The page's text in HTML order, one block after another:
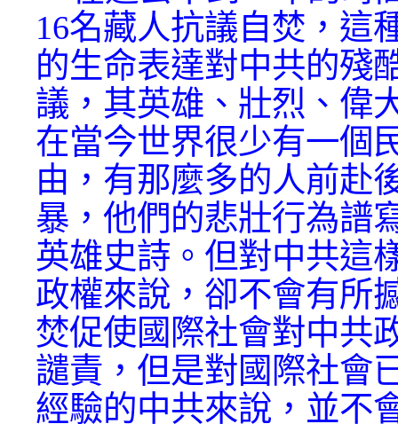
16名藏人抗議自焚，這
的生命表達對中共的殘
議，其英雄、壯烈、偉
在當今世界很少有一個
由，有那麼多的人前赴
暴，他們的悲壯行為譜
英雄史詩。但對中共這
政權來說，卻不會有所
焚促使國際社會對中共
譴責，但是對國際社會
經驗的中共來說，並不